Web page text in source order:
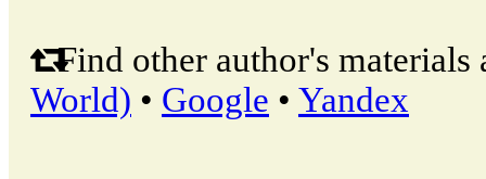
Find other author's materials
World) • Google • Yandex